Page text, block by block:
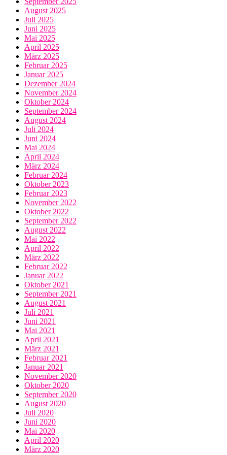
August 2025
Juli 2025
Juni 2025
Mai 2025
April 2025
März 2025
Februar 2025
Januar 2025
Dezember 2024
November 2024
Oktober 2024
September 2024
August 2024
Juli 2024
Juni 2024
Mai 2024
April 2024
März 2024
Februar 2024
Oktober 2023
Februar 2023
November 2022
Oktober 2022
September 2022
August 2022
Mai 2022
April 2022
März 2022
Februar 2022
Januar 2022
Oktober 2021
September 2021
August 2021
Juli 2021
Juni 2021
Mai 2021
April 2021
März 2021
Februar 2021
Januar 2021
November 2020
Oktober 2020
September 2020
August 2020
Juli 2020
Juni 2020
Mai 2020
April 2020
März 2020